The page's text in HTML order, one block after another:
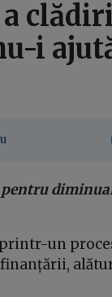
i
un